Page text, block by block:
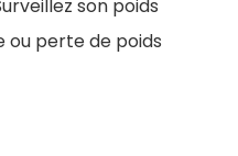
son poids
ou perte de poids